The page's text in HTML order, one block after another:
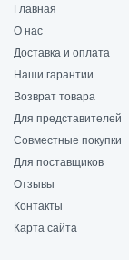
Главная
О нас
Доставка и оплата
Наши гарантии
Возврат товара
Для представителей
Совместные покупки
Для поставщиков
Отзывы
Контакты
Карта сайта